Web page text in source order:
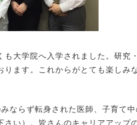
も大学院へ入学されました。研究
ります。これからがとても楽しみ
ならず転身された医師、子育て
さい）。皆さんのキャリアアップ